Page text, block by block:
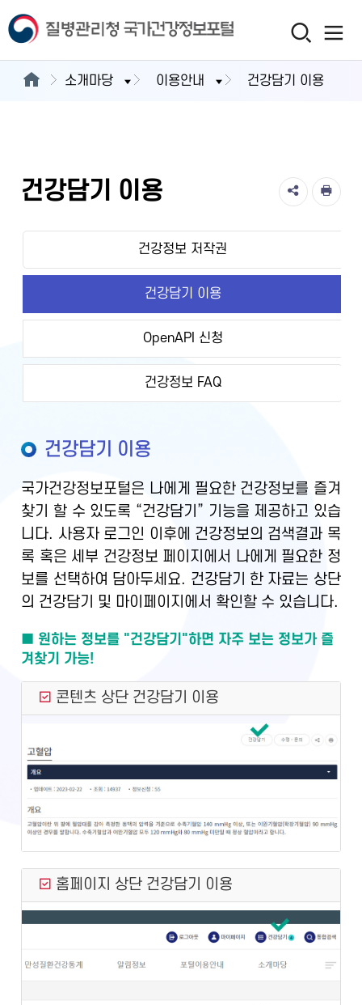
소개마당 이용안내 건강담기 이용
건강담기 이용
건강정보 저작권
건강담기 이용
OpenAPI 신청
건강정보 FAQ
건강담기 이용
국가건강정보포털은 나에게 필요한 건강정보를 즐겨
찾기 할 수 있도록 “건강담기” 기능을 제공하고 있습
니다. 사용자 로그인 이후에 건강정보의 검색결과 목
록 혹은 세부 건강정보 페이지에서 나에게 필요한 정
보를 선택하여 담아두세요. 건강담기 한 자료는 상단
의 건강담기 및 마이페이지에서 확인할 수 있습니다.
■ 원하는 정보를 "건강담기"하면 자주 보는 정보가 즐
겨찾기 가능!
콘텐츠 상단 건강담기 이용
홈페이지 상단 건강담기 이용